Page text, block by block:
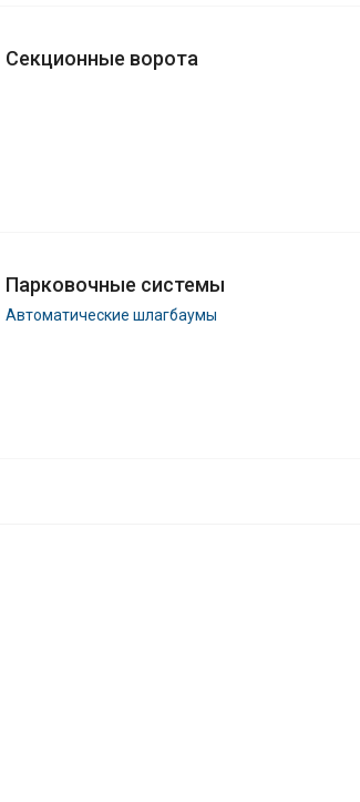
Секционные ворота
Парковочные системы
Автоматические шлагбаумы